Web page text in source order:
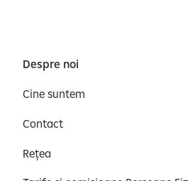
Despre noi
Cine suntem
Contact
Rețea